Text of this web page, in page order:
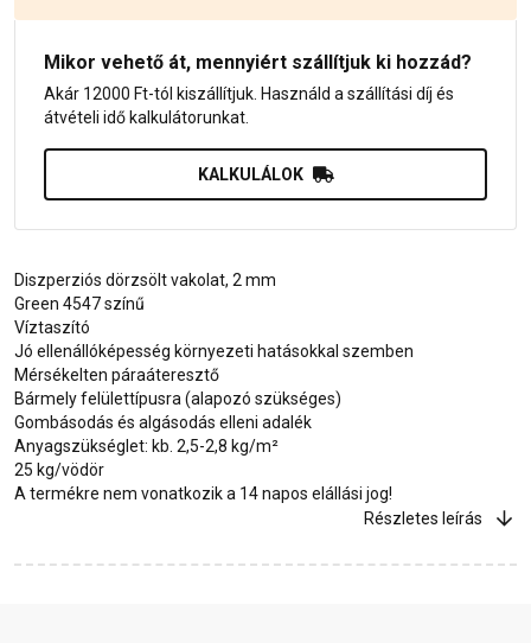
Mikor vehető át, mennyiért szállítjuk ki hozzád?
Akár 12000 Ft-tól kiszállítjuk. Használd a szállítási díj és
átvételi idő kalkulátorunkat.
KALKULÁLOK
Diszperziós dörzsölt vakolat, 2 mm
Green 4547 színű
Víztaszító
Jó ellenállóképesség környezeti hatásokkal szemben
Mérsékelten páraáteresztő
Bármely felülettípusra (alapozó szükséges)
Gombásodás és algásodás elleni adalék
Anyagszükséglet: kb. 2,5-2,8 kg/m²
25 kg/vödör
A termékre nem vonatkozik a 14 napos elállási jog!
Részletes leírás